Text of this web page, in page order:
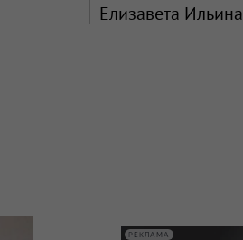
Елизавета Ильина
РЕКЛАМА